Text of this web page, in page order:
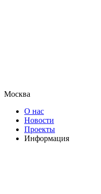
Москва
О нас
Новости
Проекты
Информация